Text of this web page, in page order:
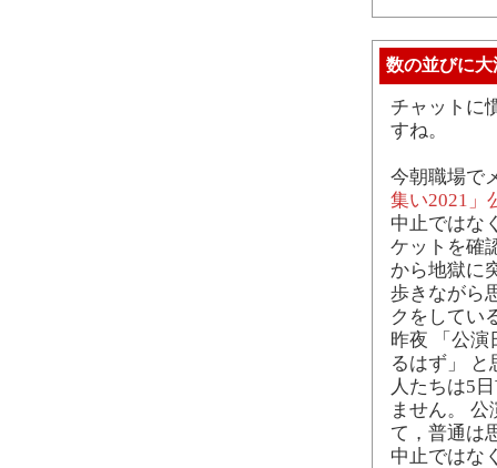
数の並びに大
チャットに
すね。
今朝職場で
集い2021」
中止ではな
ケットを確
から地獄に
歩きながら
クをしてい
昨夜 「公演
るはず」
人たちは5
ません。
て，普通は
中止ではな